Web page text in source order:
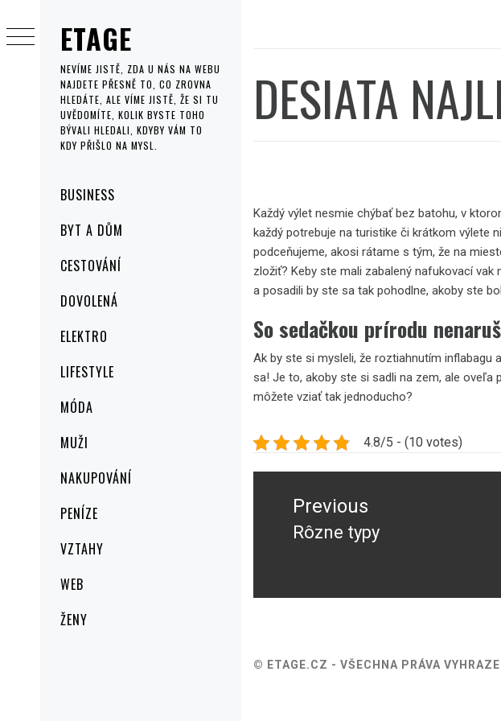
ETAGE
NEVÍME JISTĚ, ZDA U NÁS NA WEBU
NAJDETE PŘESNĚ TO, CO ZROVNA
HLEDÁTE, ALE VÍME JISTĚ, ŽE SI TU
UVĚDOMÍTE, KOLIK BYSTE TOHO
BÝVALI HLEDALI, KDYBY VÁM TO
KDY PŘIŠLO NA MYSL.
MenuBUSINESS
BYT A DŮM
CESTOVÁNÍ
DOVOLENÁ
ELEKTRO
LIFESTYLE
MÓDA
MUŽI
NAKUPOVÁNÍ
PENÍZE
VZTAHY
WEB
ŽENY
to
content
DESIATA
Každý výlet nesmie chýbať bez batohu, v
každý potrebuje na turistike či krátkom výlete
podceňujeme, akosi rátame s tým, že na
zložiť? Keby ste mali zabalený nafukovací
a posadili by ste sa tak pohodlne, akoby ste
So sedačkou prírodu
Ak by ste si mysleli, že roztiahnutím
sa! Je to, akoby ste si sadli na zem, ale
môžete vziať tak jednoducho?
4.8/5 - (10 votes)
Navigace
příspěvek
Previous
Previous
Rôzne typy
© ETAGE.CZ - VŠECHNA PRÁVA